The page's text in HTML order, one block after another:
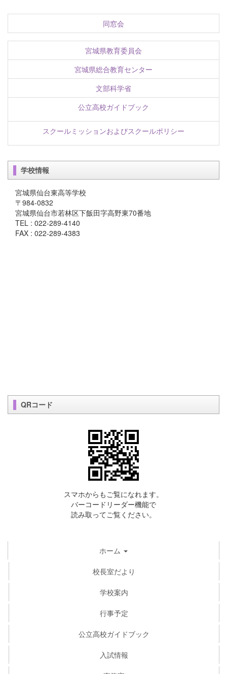
同窓会
宮城県教育委員会
宮城県総合教育センター
文部科学省
公立高校ガイドブック
スクールミッションおよびスクールポリシー
学校情報
宮城県仙台東高等学校
〒984-0832
宮城県仙台市若林区下飯田字高野東70番地
TEL : 022-289-4140
FAX : 022-289-4383
QRコード
スマホからもご覧になれます。
バーコードリーダー機能で
読み取ってご覧ください。
ホーム
校長室だより
学校案内
行事予定
公立高校ガイドブック
入試情報